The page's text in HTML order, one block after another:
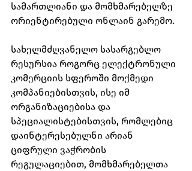
სამართლიანი და მომხმარებელზე
ორიენტირებული ონლაინ გარემო.
სახელმძღვანელო სასარგებლო
რესურსია როგორც ელექტრონული
კომერციის სფეროში მოქმედი
კომპანიებისთვის, ისე იმ
ორგანიზაციებისა და
სპეციალისტებისთვის, რომლებიც
დაინტერესებულნი არიან
ციფრული ვაჭრობის
რეგულაციებით, მომხმარებელთა